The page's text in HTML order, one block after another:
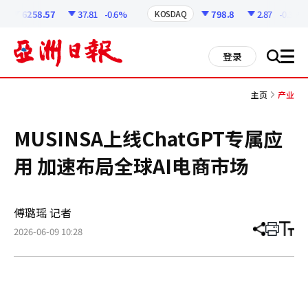
6258.57 37.81 -0.6% KOSDAQ 798.8 2.87 -0.36%
登录 搜 all
主页 产业
MUSINSA上线ChatGPT专属应
用 加速布局全球AI电商市场
傅璐瑶 记者
2026-06-09 10:28 分
章
打 调
小